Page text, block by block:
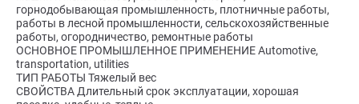
горнодобывающая промышленность, плотничные работы,
работы в лесной промышленности, сельскохозяйственные
работы, огородничество, ремонтные работы
ОСНОВНОЕ ПРОМЫШЛЕННОЕ ПРИМЕНЕНИЕ Automotive,
transportation, utilities
ТИП РАБОТЫ Тяжелый вес
СВОЙСТВА Длительный срок эксплуатации, хорошая